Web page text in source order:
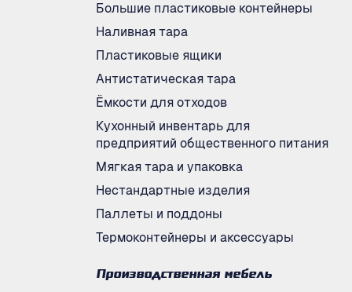
Большие пластиковые контейнеры
Наливная тара
Пластиковые ящики
Антистатическая тара
Ёмкости для отходов
Кухонный инвентарь для
предприятий общественного питания
Мягкая тара и упаковка
Нестандартные изделия
Паллеты и поддоны
Термоконтейнеры и аксессуары
Производственная мебель